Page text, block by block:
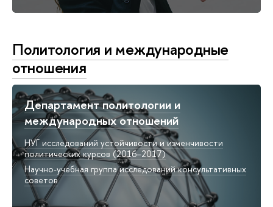
Политология и международные
отношения
Департамент политологии и
международных отношений
НУГ исследований устойчивости и изменчивости
политических курсов (2016–2017)
Научно-учебная группа исследований консультативных
советов